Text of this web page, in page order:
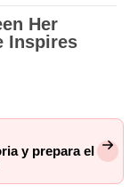
y prepara el